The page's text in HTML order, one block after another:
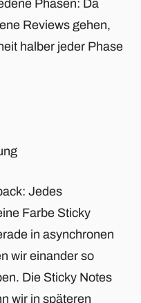
Phasen: Da
Reviews gehen,
halber jeder Phase
Jedes
Farbe Sticky
in asynchronen
wir einander so
Die Sticky Notes
wir in späteren